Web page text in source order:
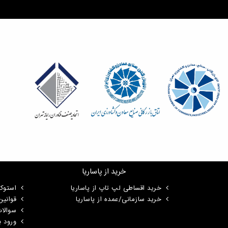
خرید از پاساریا
خرید اقساطی لپ تاپ از پاساریا
خرید سازمانی/عمده از پاساریا
ورود